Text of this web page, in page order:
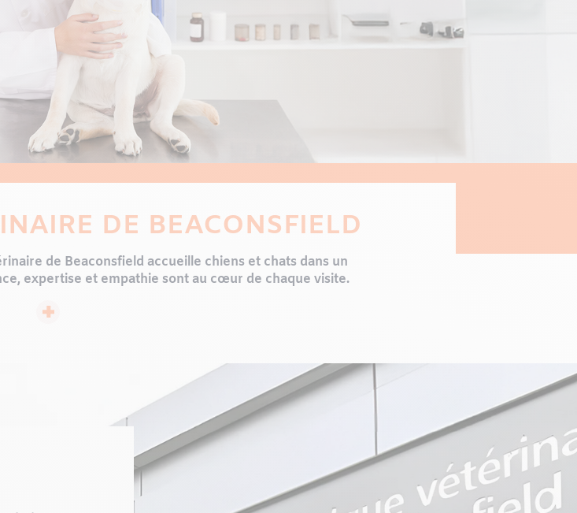
DE BEACONSFIELD
de Beaconsfield accueille chiens et chats dans un
expertise et empathie sont au cœur de chaque visite.
animaux. Sous la direction de la Dre Yanie Richer, médecin
met à profit un savoir-faire varié, notamment en
et à la santé globale de chaque compagnon.